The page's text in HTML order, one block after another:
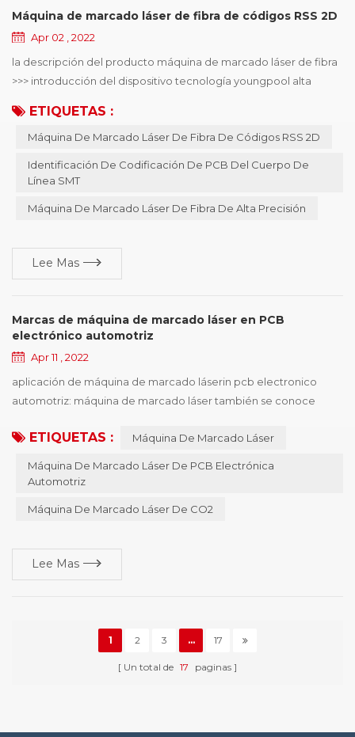
Máquina de marcado láser de fibra de códigos RSS 2D
Apr 02 , 2022
la descripción del producto máquina de marcado láser de fibra
>>> introducción del dispositivo tecnología youngpool alta
principalmente en identificación de codificación de PCB de
cuerpo de línea smt, puede elegir la codificación en línea o
puede resolver el teléfono mó...
ETIQUETAS :
Máquina De Marcado Láser De Fibra De Códigos RSS 2D
Identificación De Codificación De PCB Del Cuerpo De
Línea SMT
Máquina De Marcado Láser De Fibra De Alta Precisión
Lee Mas
Marcas de máquina de marcado láser en PCB
electrónico automotriz
Apr 11 , 2022
aplicación de máquina de marcado láserin pcb electronico
automotriz: máquina de marcado láser también se conoce
láser , máquina de marcado láser , máquina de marcado láser ,
máquina de marcado láser tiene varios tipos de máquinas , y las
ETIQUETAS : Máquina De Marcado Láser
Máquina De Marcado Láser De PCB Electrónica
Automotriz
Máquina De Marcado Láser De CO2
Lee Mas
1 2 3 ... 17
Un total de 17 paginas